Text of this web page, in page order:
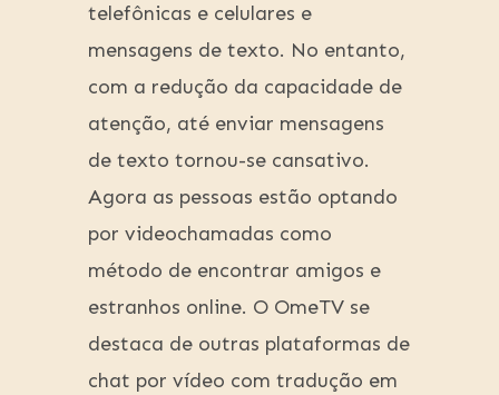
telefônicas e celulares e
mensagens de texto. No entanto,
com a redução da capacidade de
atenção, até enviar mensagens
de texto tornou-se cansativo.
Agora as pessoas estão optando
por videochamadas como
método de encontrar amigos e
estranhos online. O OmeTV se
destaca de outras plataformas de
chat por vídeo com tradução em